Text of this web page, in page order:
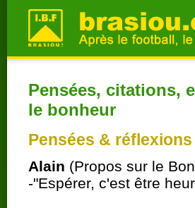
Pensées, citations,
le bonheur
Pensées & réflexions
Alain (Propos sur le
-"Espérer, c'est être